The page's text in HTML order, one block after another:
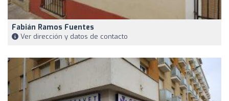
Fabián Ramos Fuentes
Ver dirección y datos de contacto